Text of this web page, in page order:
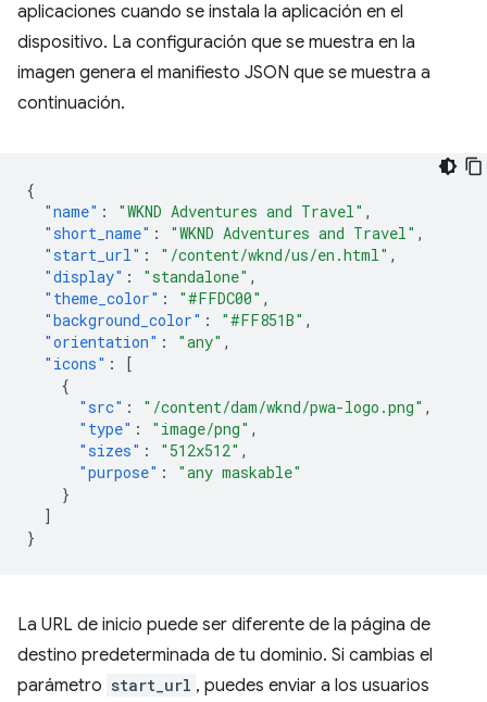
aplicaciones cuando se instala la aplicación en el
dispositivo. La configuración que se muestra en la
imagen genera el manifiesto JSON que se muestra a
continuación.
{
"name" : "WKND Adventures and Travel" ,
"short_name" : "WKND Adventures and Travel" ,
"start_url" : "/content/wknd/us/en.html" ,
"display" : "standalone" ,
"theme_color" : "#FFDC00" ,
"background_color" : "#FF851B" ,
"orientation" : "any" ,
"icons" :
[
{
"src" : "/content/dam/wknd/pwa-logo.png" ,
"type" : "image/png" ,
"sizes" : "512x512" ,
"purpose" :
"any maskable"
}
]
}
La URL de inicio puede ser diferente de la página de
destino predeterminada de tu dominio. Si cambias el
parámetro start_url , puedes enviar a los usuarios